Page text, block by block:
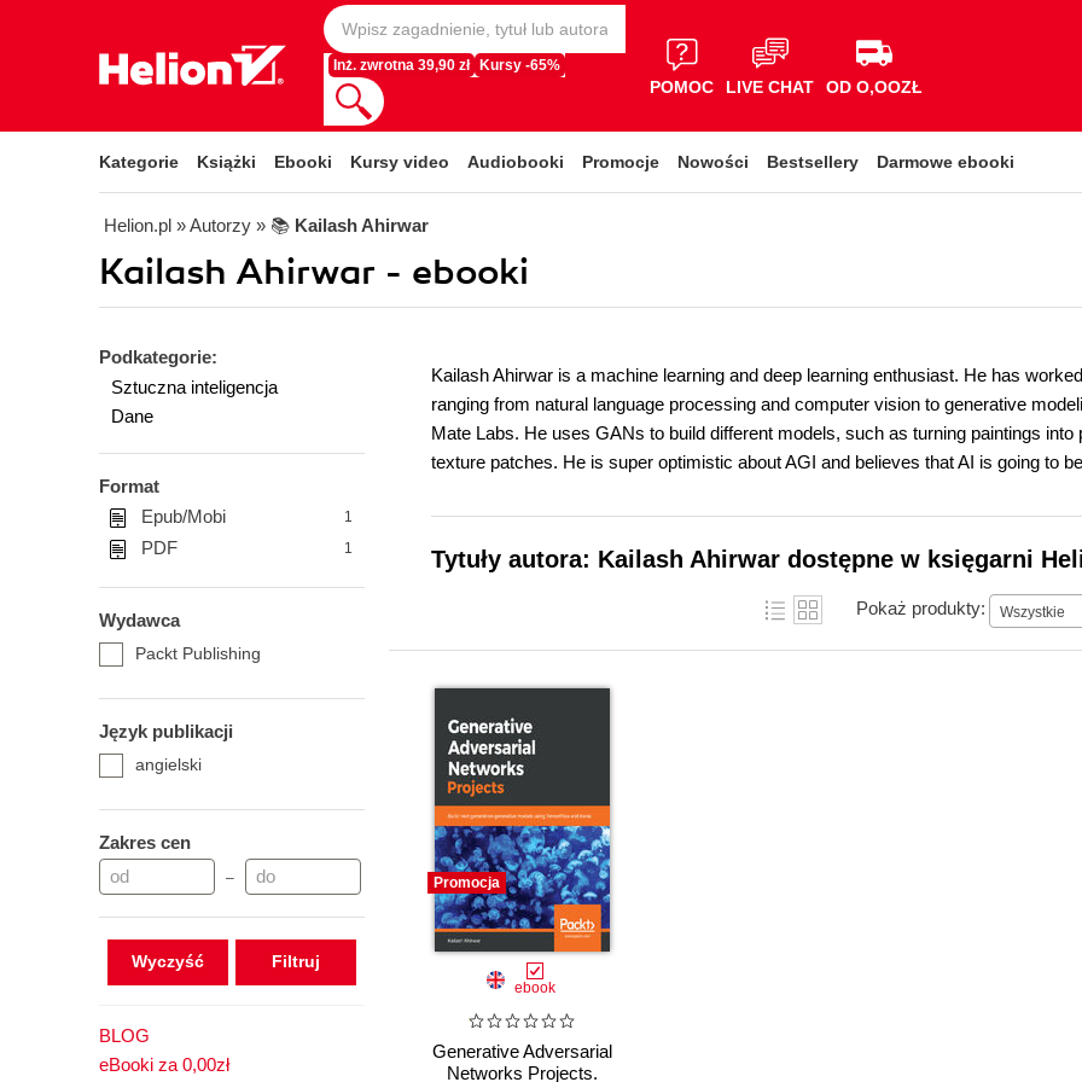
Inż. zwrotna 39,90 zł Kursy -65%
POMOC LIVE CHAT OD O,OOZŁ
Kategorie Książki Ebooki Kursy video Audiobooki Promocje Nowości Bestsellery Darmowe ebooki
Helion.pl » Autorzy » 📚 Kailash Ahirwar
Kailash Ahirwar - ebooki
Podkategorie:
Sztuczna inteligencja
Dane
Format
Epub/Mobi
1
PDF 1
Wydawca
Packt Publishing
Język publikacji
angielski
Zakres cen
–
Wyczyść
BLOG
eBooki za 0,00zł
Kailash Ahirwar is a machine learning and deep learning enthusiast. He has
ranging from natural language processing and computer vision to generative
Mate Labs. He uses GANs to build different models, such as turning paintings
texture patches. He is super optimistic about AGI and believes that AI is going to
Tytuły autora: Kailash Ahirwar dostępne w księgarni
Pokaż produkty: Wszystkie
Promocja
ebook
Generative Adversarial
Networks Projects.